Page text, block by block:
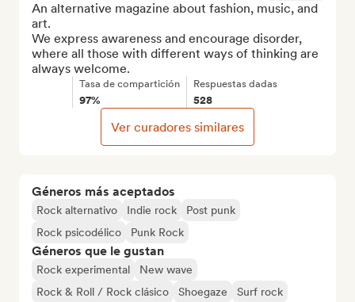
Géneros más aceptados
Rock alternativo Indie rock
Post punk
Rock psicodélico
Punk Rock
Géneros que le gustan
Rock experimental
New wave
Rock & Roll / Rock clásico
Shoegaze Surf rock
An alternative magazine about fashion, music, and
art.
We express awareness and encourage disorder,
where all those with different ways of thinking are
always welcome.
Tasa de compartición
97%
Respuestas dadas
528
Ver curadores similares